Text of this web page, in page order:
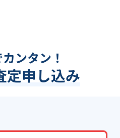
ンタン！
定申し込み